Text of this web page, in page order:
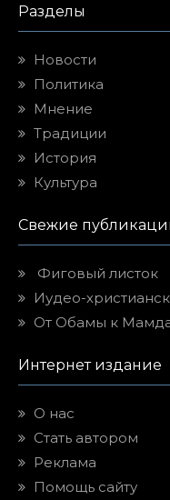
Разделы
Новости
Политика
Мнение
Традиции
История
Культура
Свежие
Фиговый листок
Иудео-
От Обамы к
Интернет издание
О нас
Стать автором
Реклама
Помощь сайту